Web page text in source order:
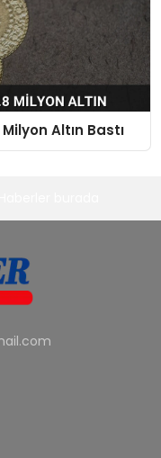
Altın Bastı